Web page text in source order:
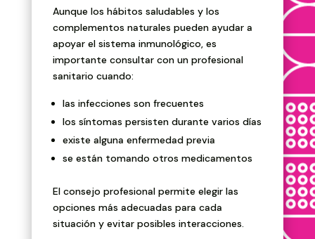
Aunque los hábitos saludables y los
complementos naturales pueden ayudar a
apoyar el sistema inmunológico, es
importante consultar con un profesional
sanitario cuando:
las infecciones son frecuentes
los síntomas persisten durante varios días
existe alguna enfermedad previa
se están tomando otros medicamentos
El consejo profesional permite elegir las
opciones más adecuadas para cada
situación y evitar posibles interacciones.